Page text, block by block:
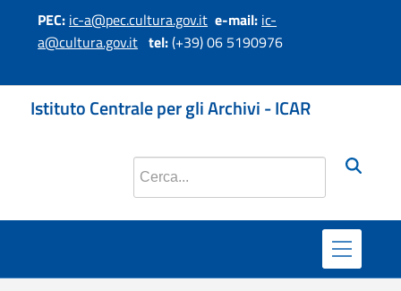
PEC: ic-a@pec.cultura.gov.it e-mail: ic-
a@cultura.gov.it tel:(+39) 06 5190976
Istituto Centrale per gli Archivi - ICAR
Cerca nel sito